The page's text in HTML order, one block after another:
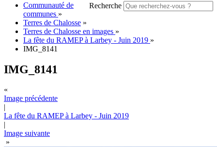
Recherche
Communauté de
communes »
Terres de Chalosse »
Terres de Chalosse en images »
La fête du RAMEP à Larbey - Juin 2019 »
IMG_8141
IMG_8141
«
Image précédente
|
La fête du RAMEP à Larbey - Juin 2019
|
Image suivante
»